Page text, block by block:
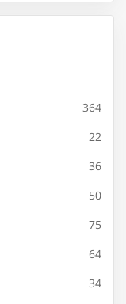
364
22
36
50
75
64
34